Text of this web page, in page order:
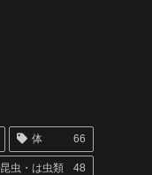
体 66
昆虫・は虫類 48